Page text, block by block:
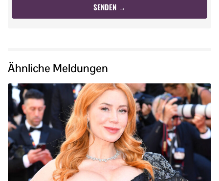
Ähnliche Meldungen